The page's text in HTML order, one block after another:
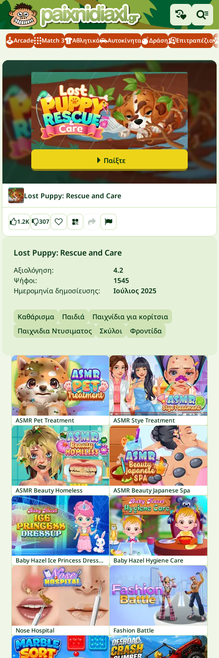
Arcade Match 3 Αθλητικά Αυτοκίνητα Δράση Επιτραπέζια
Παίξτε
Lost Puppy: Rescue and Care
1.2K 307
Lost Puppy: Rescue and Care
Αξιολόγηση:
4.2
Ψήφοι:
1545
Ημερομηνία δημοσίευσης:
Ιούλιος 2025
Καθάρισμα Παιδιά
Παιχνίδια για κορίτσια
Παιχνιδια Ντυσιματος
Σκύλοι Φροντίδα
ASMR Pet Treatment ASMR Stye Treatment
ASMR Beauty Homeless ASMR Beauty Japanese Spa
Baby Hazel Ice Princess Dressup Baby Hazel Hygiene Care
Nose Hospital Fashion Battle